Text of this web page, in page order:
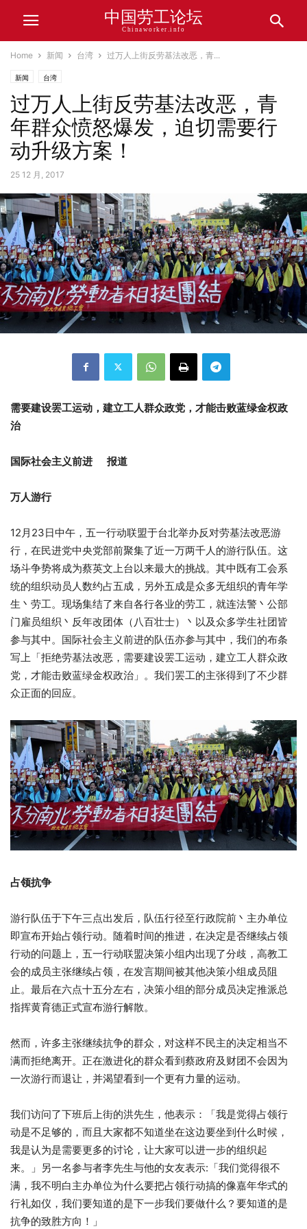
中国劳工论坛
Chinaworker.info
Home 新闻 台湾 过万人上街反劳基法改恶，青...
新闻 台湾
过万人上街反劳基法改恶，青
年群众愤怒爆发，迫切需要行
动升级方案！
25 12 月, 2017
需要建设罢工运动，建立工人群众政党， 才能击败蓝绿金权政
治
国际社会主义前进 报道
万人游行
12月 23日中午，五一行动联盟于台北举办反对劳基法改恶游
行，在民进党中央党部前聚集了近一万两千人的游行队伍。这
场斗争势将成为蔡英文上台以来最大的挑战。其中既有工会系
统的组织动员人数约占五成，另外五成是众多无组织的青年学
生丶劳工。 现场集结了来自各行各业的劳工，就连法警丶公部
门雇员组织丶 反年改团体（八百壮士）丶以及众多学生社团皆
参与其中。 国际社会主义前进的队伍亦参与其中，我们的布条
写上「拒绝劳基法改恶，需要建设罢工运动，建立工人群众政
党， 才能击败蓝绿金权政治」。 我们罢工的主张得到了不少群
众正面的回应。
占领抗争
游行队伍于下午三点出发后，队伍行径至行政院前丶 主办单位
即宣布开始占领行动。随着时间的推进， 在决定是否继续占领
行动的问题上，五一行动联盟决策小组内出现了分歧，高教工
会的成员主张继续占领， 在发言期间被其他决策小组成员阻
止。最后在六点十五分左右， 决策小组的部分成员决定推派总
指挥黄育德正式宣布游行解散。
然而，许多主张继续抗争的群众， 对这样不民主的决定相当不
满而拒绝离开。 正在激进化的群众看到蔡政府及财团不会因为
一次游行而退让， 并渴望看到一个更有力量的运动。
我们访问了下班后上街的洪先生，他表示：「我是觉得占领行
动是不足够的， 而且大家都不知道坐在这边要坐到什么时候，
我是认为是需要更多的讨论，让大家可以进一步的组织起
来。」 另一名参与者李先生与他的女友表示: 「我们觉得很不
满， 我不明白主办单位为什么要把占领行动搞的像嘉年华式的
行礼如仪， 我们要知道的是下一步我们要做什么？要知道的是
抗争的致胜方向！ 」